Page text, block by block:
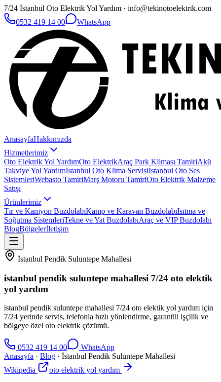
7/24 İstanbul Oto Elektrik Yol Yardım · info@tekinotoelektrik.com
0532 419 14 00
WhatsApp
AnasayfaHakkımızda
Hizmetlerimiz
Oto Elektrik Yol YardımOto ElektrikAraç Park Kliması TamiriAkü
Takviye Yol Yardımİstanbul Oto Klima Servisiİstanbul Oto Ses
SistemleriWebasto TamiriMarş Motoru TamiriOto Elektrik Malzeme
Satışı
Ürünlerimiz
Tır ve Kamyon BuzdolabıKamp ve Karavan BuzdolabıIsıtma ve
Soğutma SistemleriTekne ve Yat BuzdolabıAraç ve VIP Buzdolabı
BlogBölgelerİletişim
İstanbul Pendik Suluntepe Mahallesi
istanbul pendik suluntepe mahallesi 7/24 oto elektik
yol yardım
istanbul pendik suluntepe mahallesi 7/24 oto elektik yol yardım için
7/24 yerinde servis, telefonla hızlı yönlendirme, garantili işçilik ve
bölgeye özel oto elektrik çözümü.
0532 419 14 00
WhatsApp
Anasayfa · Blog · İstanbul Pendik Suluntepe Mahallesi
Wikipedia
oto elektrik yol yardım